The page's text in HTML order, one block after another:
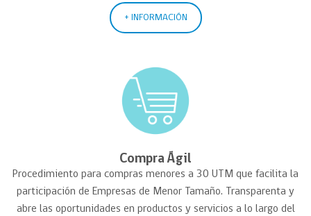
+ INFORMACIÓN
Compra Ágil
Procedimiento para compras menores a 30 UTM que facilita la
participación de Empresas de Menor Tamaño. Transparenta y
abre las oportunidades en productos y servicios a lo largo del